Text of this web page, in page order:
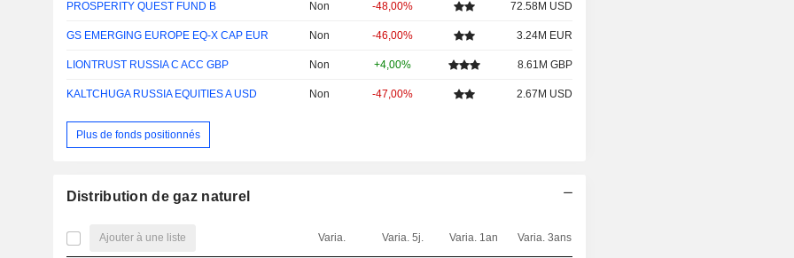
PROSPERITY QUEST FUND B Non -48,00% 72.58M USD
GS EMERGING EUROPE EQ-X CAP EUR Non -46,00% 3.24M EUR
LIONTRUST RUSSIA C ACC GBP Non +4,00% 8.61M GBP
KALTCHUGA RUSSIA EQUITIES A USD Non -47,00% 2.67M USD
Plus de fonds positionnés
Distribution de gaz naturel
Ajouter à une liste Varia. Varia. 5j. Varia. 1an Varia. 3ans